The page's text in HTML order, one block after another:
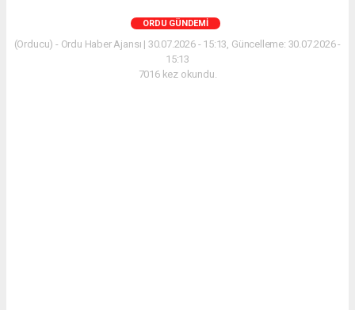
ORDU GÜNDEMI
(Orducu) - Ordu Haber Ajansı | 30.07.2026 - 15:13, Güncelleme: 30.07.2026 -
15:13
7016 kez okundu.